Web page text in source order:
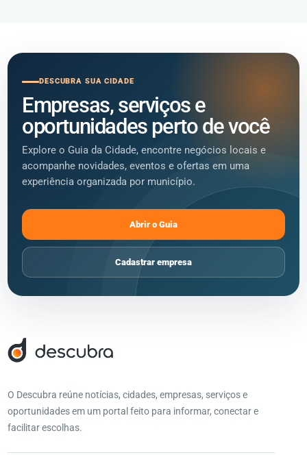
DESCUBRA SUA CIDADE
Empresas, serviços e
oportunidades perto de você
Explore o Guia da Cidade, encontre negócios locais e
acompanhe novidades, eventos e ofertas em uma
experiência organizada por município.
Abrir o Guia
Cadastrar empresa
O Descubra reúne notícias, cidades, empresas, serviços e
oportunidades em um portal feito para informar, conectar e
facilitar escolhas.